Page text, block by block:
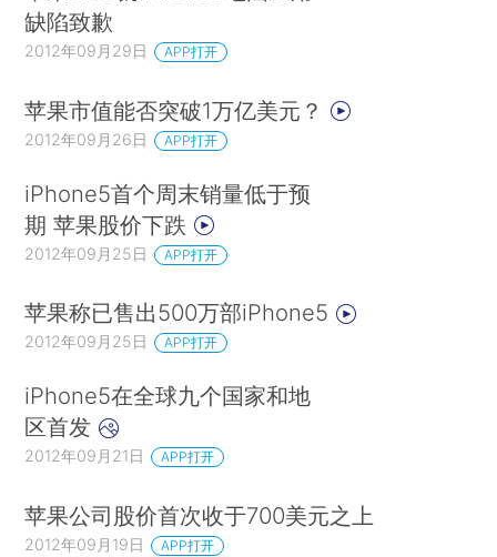
缺陷致歉
2012年09月29日 APP打开
苹果市值能否突破1万亿美元？
2012年09月26日 APP打开
iPhone5首个周末销量低于预
期 苹果股价下跌
2012年09月25日 APP打开
苹果称已售出500万部iPhone5
2012年09月25日 APP打开
iPhone5在全球九个国家和地
区首发
2012年09月21日 APP打开
苹果公司股价首次收于700美元之上
2012年09月19日 APP打开